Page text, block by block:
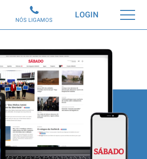
LOGIN
NÓS LIGAMOS